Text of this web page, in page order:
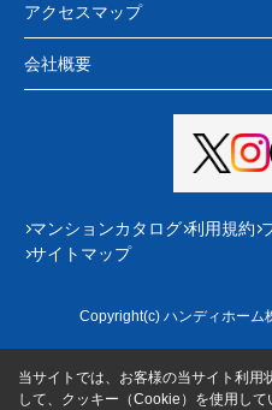
アクセスマップ
会社概要
マンションカタログ 利用規約
サイトマップ
Copyright(c) ハンディホーム
当サイトでは、お客様の当サイト利用
して、クッキー（Cookie）を使用して